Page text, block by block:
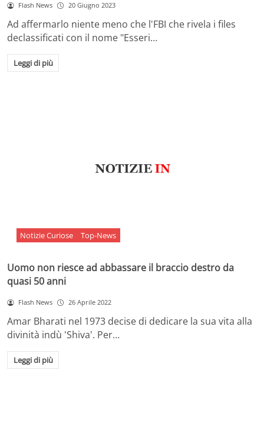
Flash News 20 Giugno 2023
Ad affermarlo niente meno che l'FBI che rivela i files
declassificati con il nome "Esseri…
Leggi di più
Notizie Curiose Top-News
Uomo non riesce ad abbassare il braccio destro da
quasi 50 anni
Flash News 26 Aprile 2022
Amar Bharati nel 1973 decise di dedicare la sua vita alla
divinità indù 'Shiva'. Per…
Leggi di più